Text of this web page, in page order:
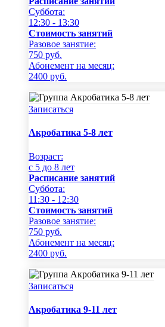
Суббота:
12:30 - 13:30
Стоимость занятий
Разовое занятие:
750 руб.
Абонемент на месяц:
2400 руб.
Записаться
Акробатика 5-8 лет
Возраст:
c 5 до 8 лет
Расписание занятий
Суббота:
11:30 - 12:30
Стоимость занятий
Разовое занятие:
750 руб.
Абонемент на месяц:
2400 руб.
Записаться
Акробатика 9-11 лет